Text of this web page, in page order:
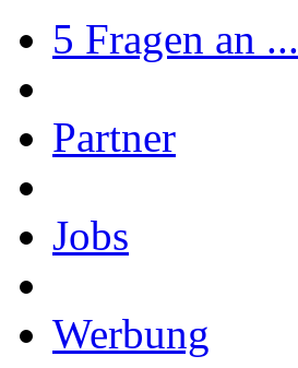
5 Fragen an ...
Partner
Jobs
Werbung